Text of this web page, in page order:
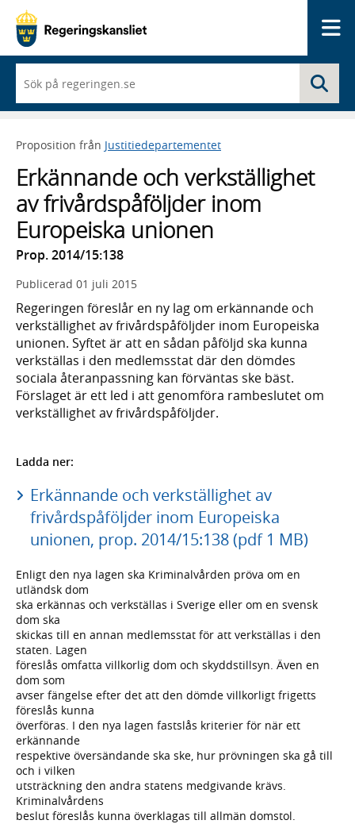
du
börjar
skriva
framträder
lista
med
sökförslag
Proposition från Justitiedepartementet
Erkännande och verkställighet
av frivårdspåföljder inom
Europeiska unionen
Prop. 2014/15:138
Publicerad 01 juli 2015
Regeringen föreslår en ny lag om erkännande och
verkställighet av frivårdspåföljder inom Europeiska
unionen. Syftet är att en sådan påföljd ska kunna
verkställas i den medlemsstat där den dömdes
sociala återanpassning kan förväntas ske bäst.
Förslaget är ett led i att genomföra rambeslutet om
verkställighet av frivårdspåföljder.
Ladda ner:
Erkännande och verkställighet av
frivårdspåföljder inom Europeiska
unionen, prop. 2014/15:138 (pdf 1 MB)
Enligt den nya lagen ska Kriminalvården pröva om en
utländsk dom
ska erkännas och verkställas i Sverige eller om en svensk
dom ska
skickas till en annan medlemsstat för att verkställas i den
staten. Lagen
föreslås omfatta villkorlig dom och skyddstillsyn. Även en
dom som
avser fängelse efter det att den dömde villkorligt frigetts
föreslås kunna
överföras. I den nya lagen fastslås kriterier för när ett
erkännande
respektive översändande ska ske, hur prövningen ska gå till
och i vilken
utsträckning den andra statens medgivande krävs.
Kriminalvårdens
beslut föreslås kunna överklagas till allmän domstol.